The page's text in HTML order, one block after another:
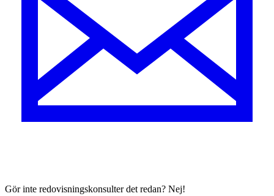
Gör inte redovisningskonsulter det redan? Nej!